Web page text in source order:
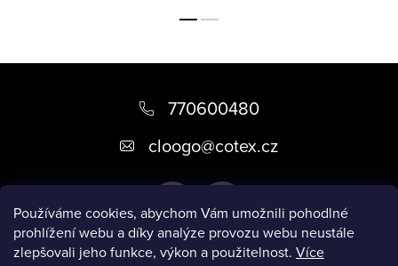
Používáme cookies, abychom Vám umožnili pohodlné
prohlížení webu a díky analýze provozu webu neustále
zlepšovali jeho funkce, výkon a použitelnost. Více
t
770600480
cloogo@cotex.cz